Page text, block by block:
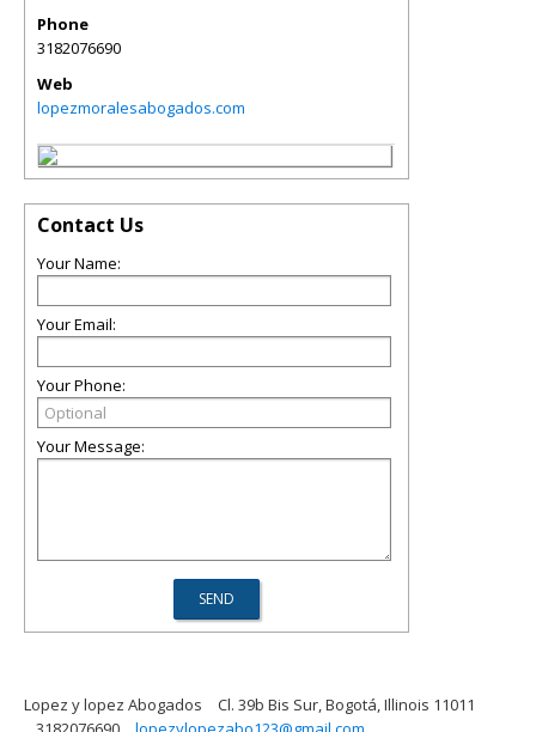
Phone
3182076690
Web
lopezmoralesabogados.com
Contact Us
Your Name:
Your Email:
Your Phone:
Your Message:
Lopez y lopez Abogados
Cl. 39b Bis Sur, Bogotá, Illinois 11011